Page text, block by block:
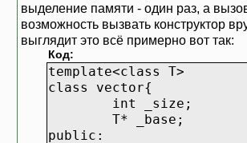
выделение памяти - один раз, а
возможность вызвать конструктор
выглядит это всё примерно вот так:
Код:
template<class T>
class vector{
int _size;
T* _base;
public: